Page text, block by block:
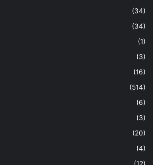
(34)
(34)
(1)
(3)
(16)
(514)
(6)
(3)
(20)
(4)